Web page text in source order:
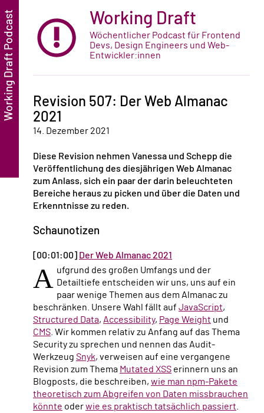
Working Draft
Wöchentlicher Podcast für Frontend
Devs, Design Engineers und Web-
Entwickler:innen
Revision 507: Der Web Almanac
2021
14. Dezember 2021
Diese Revision nehmen Vanessa und Schepp die
Veröffentlichung des diesjährigen Web Almanac
zum Anlass, sich ein paar der darin beleuchteten
Bereiche heraus zu picken und über die Daten und
Erkenntnisse zu reden.
Schaunotizen
[00:01:00] Der Web Almanac 2021
A ufgrund des großen Umfangs und der
Detailtiefe entscheiden wir uns, uns auf ein
paar wenige Themen aus dem Almanac zu
beschränken. Unsere Wahl fällt auf JavaScript,
Structured Data, Accessibility, Page Weight und
CMS . Wir kommen relativ zu Anfang auf das Thema
Security zu sprechen und nennen das Audit-
Werkzeug Snyk, verweisen auf eine vergangene
Revision zum Thema Mutated XSS erinnern uns an
Blogposts, die beschreiben, wie man npm-Pakete
theoretisch zum Abgreifen von Daten missbrauchen
könnte oderwie es praktisch tatsächlich passiert